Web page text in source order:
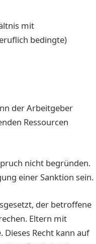
mit
bedingte)
der Arbeitgeber
Ressourcen
nicht begründen.
einer Sanktion sein.
der betroffene
Eltern mit
Recht kann auf